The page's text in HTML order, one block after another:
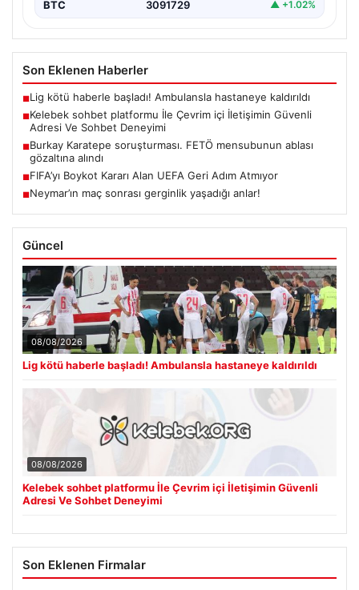
BTC 3091729 ▲ +1.02%
Son Eklenen Haberler
■Lig kötü haberle başladı! Ambulansla hastaneye kaldırıldı
■Kelebek sohbet platformu İle Çevrim içi İletişimin Güvenli
Adresi Ve Sohbet Deneyimi
■Burkay Karatepe soruşturması. FETÖ mensubunun ablası
gözaltına alındı
■FIFA’yı Boykot Kararı Alan UEFA Geri Adım Atmıyor
■Neymar’ın maç sonrası gerginlik yaşadığı anlar!
Güncel
08/08/2026
Lig kötü haberle başladı! Ambulansla hastaneye kaldırıldı
08/08/2026
Kelebek sohbet platformu İle Çevrim içi İletişimin Güvenli
Adresi Ve Sohbet Deneyimi
Son Eklenen Firmalar